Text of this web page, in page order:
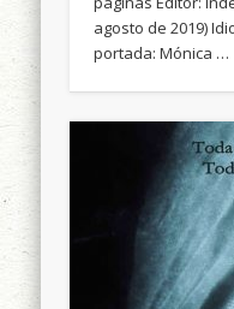
agosto de 2019)
portada: Mónica …